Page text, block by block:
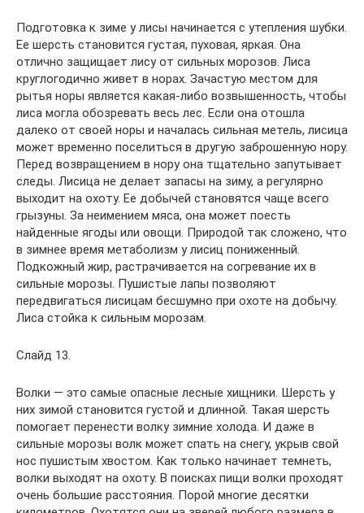
Подготовка к зиме у лисы начинается с утепления шубки.
Ее шерсть становится густая, пуховая, яркая. Она
отлично защищает лису от сильных морозов. Лиса
круглогодично живет в норах. Зачастую местом для
рытья норы является какая-либо возвышенность, чтобы
лиса могла обозревать весь лес. Если она отошла
далеко от своей норы и началась сильная метель, лисица
может временно поселиться в другую заброшенную нору.
Перед возвращением в нору она тщательно запутывает
следы. Лисица не делает запасы на зиму, а регулярно
выходит на охоту. Ее добычей становятся чаще всего
грызуны. За неимением мяса, она может поесть
найденные ягоды или овощи. Природой так сложено, что
в зимнее время метаболизм у лисиц пониженный.
Подкожный жир, растрачивается на согревание их в
сильные морозы. Пушистые лапы позволяют
передвигаться лисицам бесшумно при охоте на добычу.
Лиса стойка к сильным морозам.
Слайд 13.
Волки — это самые опасные лесные хищники. Шерсть у
них зимой становится густой и длинной. Такая шерсть
помогает перенести волку зимние холода. И даже в
сильные морозы волк может спать на снегу, укрыв свой
нос пушистым хвостом. Как только начинает темнеть,
волки выходят на охоту. В поисках пищи волки проходят
очень большие расстояния. Порой многие десятки